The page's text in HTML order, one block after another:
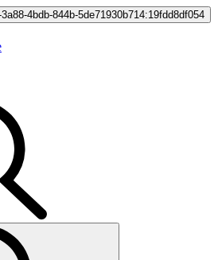
4bdb-844b-5de71930b714:19fdd8df054